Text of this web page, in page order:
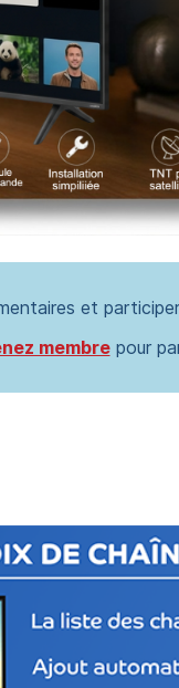
et
membrepour